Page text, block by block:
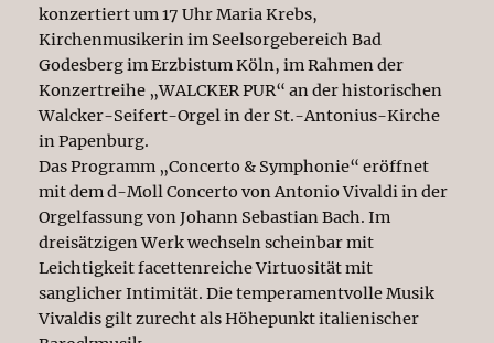
konzertiert um 17 Uhr Maria Krebs,
Kirchenmusikerin im Seelsorgebereich Bad
Godesberg im Erzbistum Köln, im Rahmen der
Konzertreihe „WALCKER PUR“ an der historischen
Walcker-Seifert-Orgel in der St.-Antonius-Kirche
in Papenburg.
Das Programm „Concerto & Symphonie“ eröffnet
mit dem d-Moll Concerto von Antonio Vivaldi in der
Orgelfassung von Johann Sebastian Bach. Im
dreisätzigen Werk wechseln scheinbar mit
Leichtigkeit facettenreiche Virtuosität mit
sanglicher Intimität. Die temperamentvolle Musik
Vivaldis gilt zurecht als Höhepunkt italienischer